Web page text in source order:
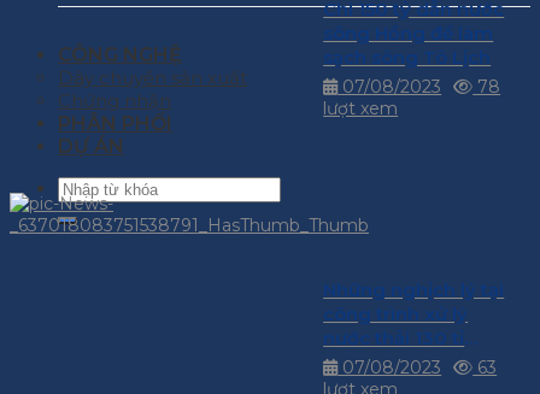
CÔNG NGHỆ
Dây chuyền sản xuất
Chứng nhận
PHÂN PHỐI
DỰ ÁN
Chi 150 tỷ dẫn nước
sông Hồng để làm
sạch sông Tô Lịch
07/08/2023
78
lượt xem
Những nghịch lý tại
công trình xử lý
nước thải 130 tỉ
đồng
07/08/2023
63
lượt xem